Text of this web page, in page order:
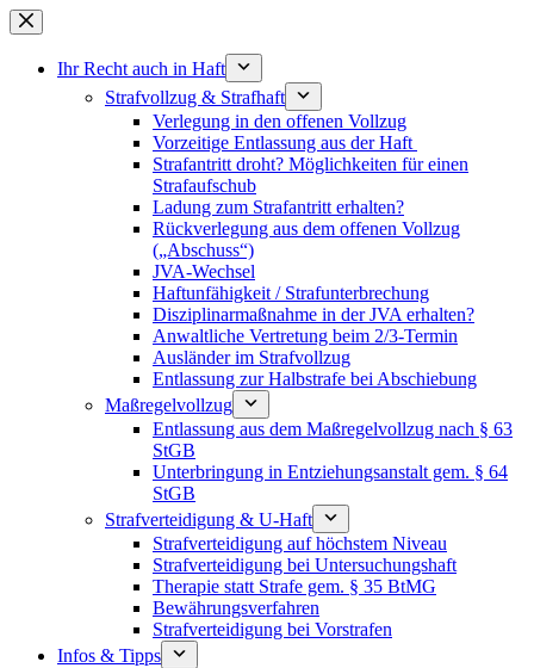
Zum
Inhalt
springenIhr Recht auch in Haft
Strafvollzug & Strafhaft
Verlegung in den offenen Vollzug
Vorzeitige Entlassung aus der Haft
Strafantritt droht? Möglichkeiten für einen
Strafaufschub
Ladung zum Strafantritt erhalten?
Rückverlegung aus dem offenen Vollzug
(„Abschuss“)
JVA-Wechsel
Haftunfähigkeit / Strafunterbrechung
Disziplinarmaßnahme in der JVA erhalten?
Anwaltliche Vertretung beim 2/3-Termin
Ausländer im Strafvollzug
Entlassung zur Halbstrafe bei Abschiebung
Maßregelvollzug
Entlassung aus dem Maßregelvollzug nach § 63
StGB
Unterbringung in Entziehungsanstalt gem. § 64
StGB
Strafverteidigung & U-Haft
Strafverteidigung auf höchstem Niveau
Strafverteidigung bei Untersuchungshaft
Therapie statt Strafe gem. § 35 BtMG
Bewährungsverfahren
Strafverteidigung bei Vorstrafen
Infos & Tipps